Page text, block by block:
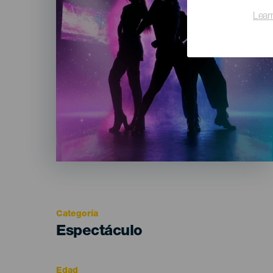
Categoría
Categoría
Espectáculo